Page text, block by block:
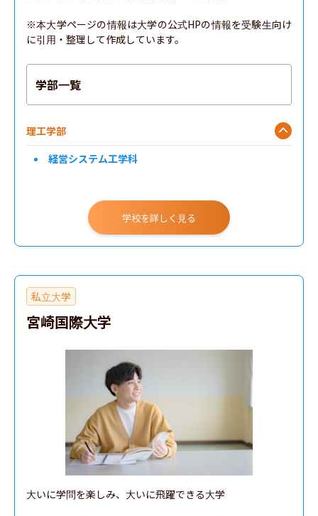
※本大学ページの情報は大学の公式HPの情報を受験生向け
に引用・整理して作成しています。
学部一覧
理工学部
経営システム工学科
学校を詳しく見る
私立大学
宮崎国際大学
大いに学問を楽しみ、大いに飛躍できる大学